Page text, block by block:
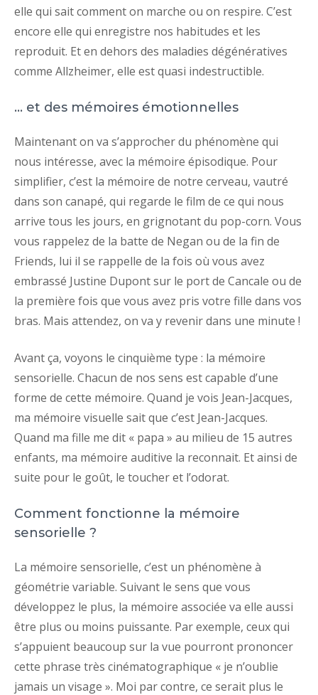
elle qui sait comment on marche ou on respire. C’est
encore elle qui enregistre nos habitudes et les
reproduit. Et en dehors des maladies dégénératives
comme Allzheimer, elle est quasi indestructible.
… et des mémoires émotionnelles
Maintenant on va s’approcher du phénomène qui
nous intéresse, avec la mémoire épisodique. Pour
simplifier, c’est la mémoire de notre cerveau, vautré
dans son canapé, qui regarde le film de ce qui nous
arrive tous les jours, en grignotant du pop-corn. Vous
vous rappelez de la batte de Negan ou de la fin de
Friends, lui il se rappelle de la fois où vous avez
embrassé Justine Dupont sur le port de Cancale ou de
la première fois que vous avez pris votre fille dans vos
bras. Mais attendez, on va y revenir dans une minute !
Avant ça, voyons le cinquième type : la mémoire
sensorielle. Chacun de nos sens est capable d’une
forme de cette mémoire. Quand je vois Jean-Jacques,
ma mémoire visuelle sait que c’est Jean-Jacques.
Quand ma fille me dit « papa » au milieu de 15 autres
enfants, ma mémoire auditive la reconnait. Et ainsi de
suite pour le goût, le toucher et l’odorat.
Comment fonctionne la mémoire
sensorielle ?
La mémoire sensorielle, c’est un phénomène à
géométrie variable. Suivant le sens que vous
développez le plus, la mémoire associée va elle aussi
être plus ou moins puissante. Par exemple, ceux qui
s’appuient beaucoup sur la vue pourront prononcer
cette phrase très cinématographique « je n’oublie
jamais un visage ». Moi par contre, ce serait plus le